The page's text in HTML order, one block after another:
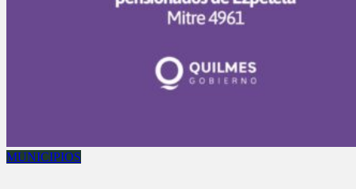
MUNICIPIOS